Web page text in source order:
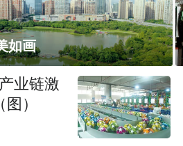
业链激
）